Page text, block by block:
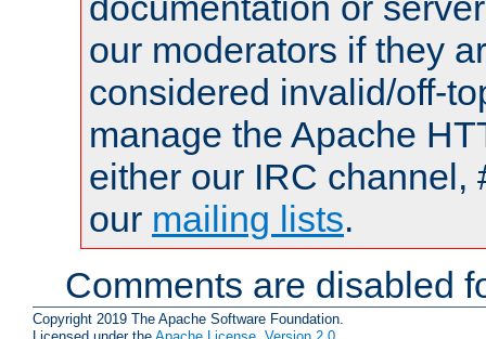
our moderators if they
considered invalid/off-
manage the Apache
either our IRC channel,
our mailing lists.
Comments are disabled
Copyright 2019 The Apache Software Foundation.